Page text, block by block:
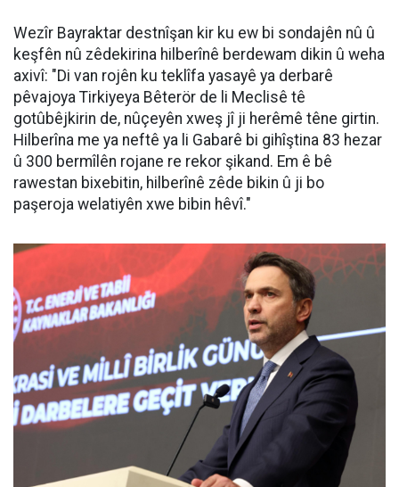
Wezîr Bayraktar destnîşan kir ku ew bi sondajên nû û
keşfên nû zêdekirina hilberînê berdewam dikin û weha
axivî: "Di van rojên ku teklîfa yasayê ya derbarê
pêvajoya Tirkiyeya Bêterör de li Meclisê tê
gotûbêjkirin de, nûçeyên xweş jî ji herêmê têne girtin.
Hilberîna me ya neftê ya li Gabarê bi gihîştina 83 hezar
û 300 bermîlên rojane re rekor şikand. Em ê bê
rawestan bixebitin, hilberînê zêde bikin û ji bo
paşeroja welatiyên xwe bibin hêvî."